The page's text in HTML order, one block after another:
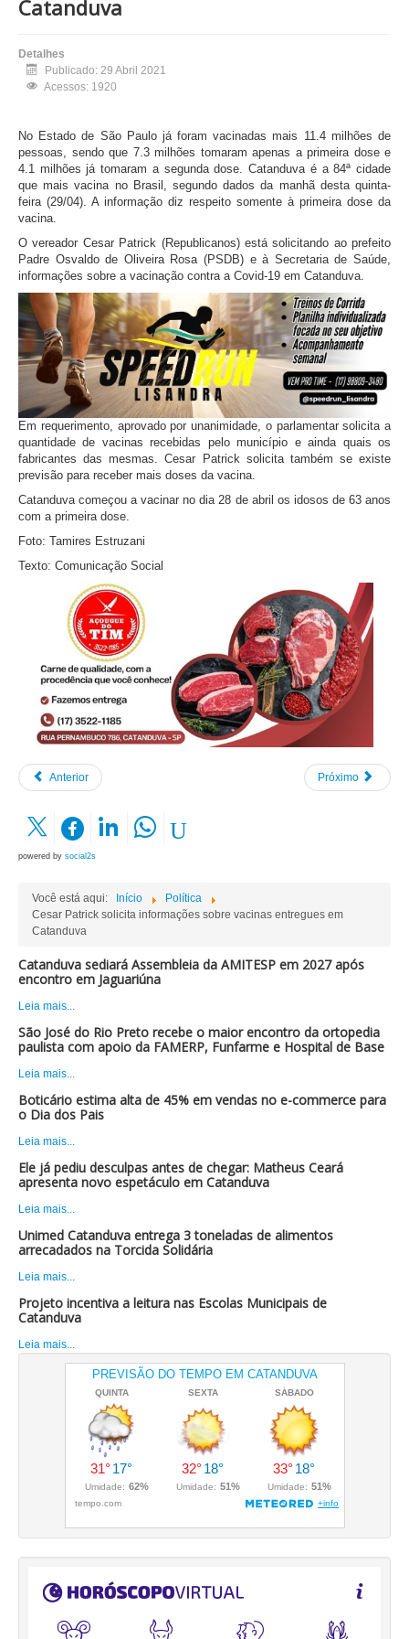
Catanduva
Detalhes
Publicado: 29 Abril 2021
Acessos: 1920
No Estado de São Paulo já foram vacinadas mais 11.4 milhões de
pessoas, sendo que 7.3 milhões tomaram apenas a primeira dose e
4.1 milhões já tomaram a segunda dose. Catanduva é a 84ª cidade
que mais vacina no Brasil, segundo dados da manhã desta quinta-
feira (29/04). A informação diz respeito somente à primeira dose da
vacina.
O vereador Cesar Patrick (Republicanos) está solicitando ao prefeito
Padre Osvaldo de Oliveira Rosa (PSDB) e à Secretaria de Saúde,
informações sobre a vacinação contra a Covid-19 em Catanduva.
Em requerimento, aprovado por unanimidade, o parlamentar solicita a
quantidade de vacinas recebidas pelo município e ainda quais os
fabricantes das mesmas. Cesar Patrick solicita também se existe
previsão para receber mais doses da vacina.
Catanduva começou a vacinar no dia 28 de abril os idosos de 63 anos
com a primeira dose.
Foto: Tamires Estruzani
Texto: Comunicação Social
Anterior Próximo
powered by social2s
Você está aqui: Início
Política
Cesar Patrick solicita informações sobre vacinas entregues em
Catanduva
Catanduva sediará Assembleia da AMITESP em 2027 após
encontro em Jaguariúna
Leia mais...
São José do Rio Preto recebe o maior encontro da ortopedia
paulista com apoio da FAMERP, Funfarme e Hospital de Base
Leia mais...
Boticário estima alta de 45% em vendas no e-commerce para
o Dia dos Pais
Leia mais...
Ele já pediu desculpas antes de chegar: Matheus Ceará
apresenta novo espetáculo em Catanduva
Leia mais...
Unimed Catanduva entrega 3 toneladas de alimentos
arrecadados na Torcida Solidária
Leia mais...
Projeto incentiva a leitura nas Escolas Municipais de
Catanduva
Leia mais...